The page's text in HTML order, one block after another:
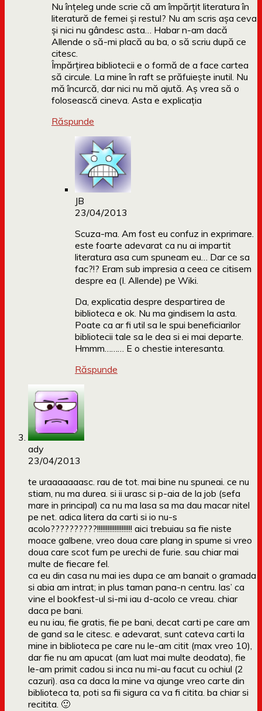
Nu înțeleg unde scrie că am împărțit literatura în
literatură de femei și restul? Nu am scris așa ceva
și nici nu gândesc asta… Habar n-am dacă
Allende o să-mi placă au ba, o să scriu după ce
citesc.
Împărțirea bibliotecii e o formă de a face cartea
să circule. La mine în raft se prăfuiește inutil. Nu
mă încurcă, dar nici nu mă ajută. Aș vrea să o
folosească cineva. Asta e explicația
Răspunde
JB
23/04/2013
Scuza-ma. Am fost eu confuz in exprimare.
este foarte adevarat ca nu ai impartit
literatura asa cum spuneam eu… Dar ce sa
fac?!? Eram sub impresia a ceea ce citisem
despre ea (I. Allende) pe Wiki.
Da, explicatia despre despartirea de
biblioteca e ok. Nu ma gindisem la asta.
Poate ca ar fi util sa le spui beneficiarilor
bibliotecii tale sa le dea si ei mai departe.
Hmmm……… E o chestie interesanta.
Răspunde
ady
23/04/2013
te uraaaaaaasc. rau de tot. mai bine nu spuneai. ce nu
stiam, nu ma durea. si ii urasc si p-aia de la job (sefa
mare in principal) ca nu ma lasa sa ma dau macar nitel
pe net. adica litera da carti si io nu-s
acolo??????????!!!!!!!!!!!!!!!!!!!! aici trebuiau sa fie niste
moace galbene, vreo doua care plang in spume si vreo
doua care scot fum pe urechi de furie. sau chiar mai
multe de fiecare fel.
ca eu din casa nu mai ies dupa ce am banait o gramada
si abia am intrat; in plus taman pana-n centru. las’ ca
vine el bookfest-ul si-mi iau d-acolo ce vreau. chiar
daca pe bani.
eu nu iau, fie gratis, fie pe bani, decat carti pe care am
de gand sa le citesc. e adevarat, sunt cateva carti la
mine in biblioteca pe care nu le-am citit (max vreo 10),
dar fie nu am apucat (am luat mai multe deodata), fie
le-am primit cadou si inca nu mi-au facut cu ochiul (2
cazuri). asa ca daca la mine va ajunge vreo carte din
biblioteca ta, poti sa fii sigura ca va fi citita. ba chiar si
recitita. 🙂